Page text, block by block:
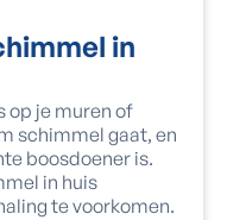
in
op je muren of
schimmel gaat, en
boosdoener is.
in huis
te voorkomen.